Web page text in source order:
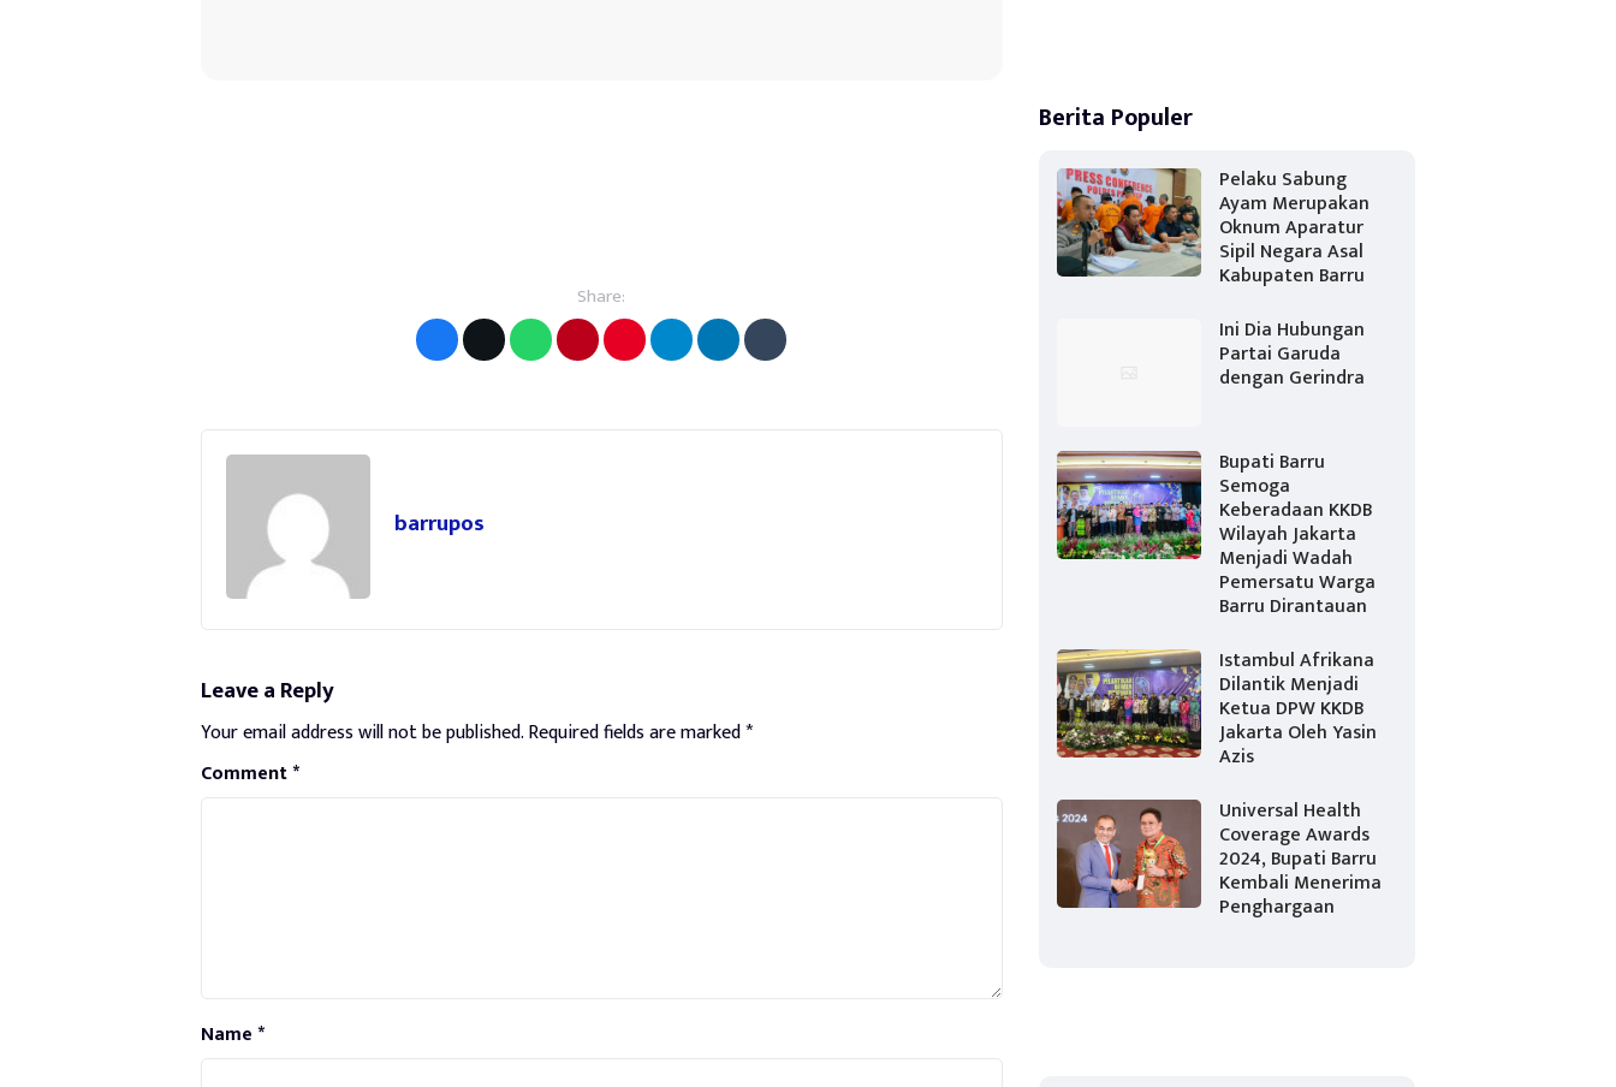
Share:
barrupos
Leave a Reply
Your email address will not be published.Required fields are marked*
Comment*
Name*
Berita Populer
Pelaku Sabung
Ayam Merupakan
Oknum Aparatur
Sipil Negara Asal
Kabupaten Barru
Ini Dia Hubungan
Partai Garuda
dengan Gerindra
Bupati Barru
Semoga
Keberadaan KKDB
Wilayah Jakarta
Menjadi Wadah
Pemersatu Warga
Barru Dirantauan
Istambul Afrikana
Dilantik Menjadi
Ketua DPW KKDB
Jakarta Oleh Yasin
Azis
Universal Health
Coverage Awards
2024, Bupati Barru
Kembali Menerima
Penghargaan